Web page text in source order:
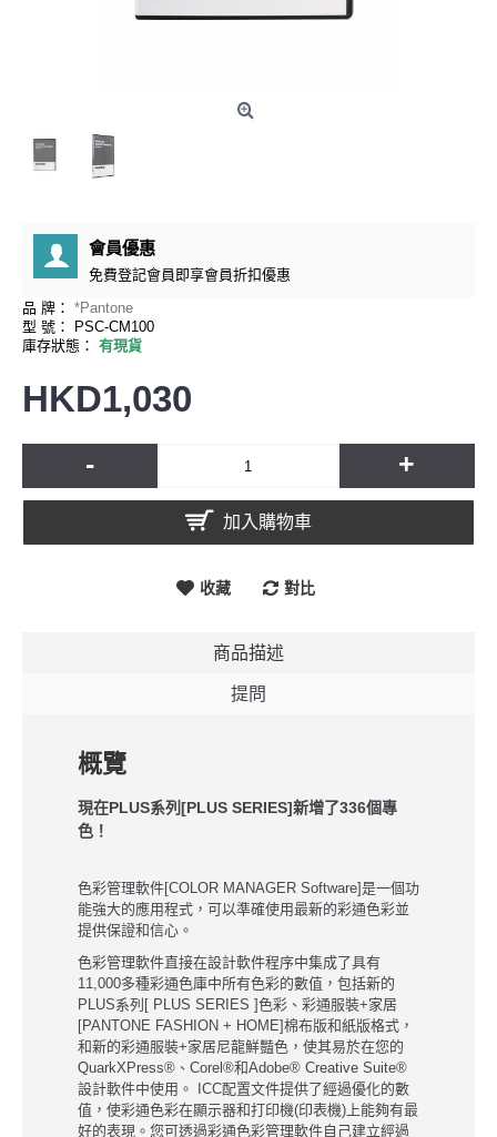
會員優惠
免費登記會員即享會員折扣優惠
品 牌： *Pantone
型 號：
PSC-CM100
庫存狀態： 有現貨
HKD1,030
- +
加入購物車
收藏 對比
商品描述
提問
概覽
現在PLUS系列[PLUS SERIES]新增了336個專
色！
色彩管理軟件[COLOR MANAGER Software]是一個功
能強大的應用程式，可以準確使用最新的彩通色彩並
提供保證和信心。
色彩管理軟件直接在設計軟件程序中集成了具有
11,000多種彩通色庫中所有色彩的數值，包括新的
PLUS系列[ PLUS SERIES ]色彩、彩通服裝+家居
[PANTONE FASHION + HOME]棉布版和紙版格式，
和新的彩通服裝+家居尼龍鮮豔色，使其易於在您的
QuarkXPress®、Corel®和Adobe® Creative Suite®
設計軟件中使用。 ICC配置文件提供了經過優化的數
值，使彩通色彩在顯示器和打印機(印表機)上能夠有最
好的表現。您可透過彩通色彩管理軟件自己建立經過